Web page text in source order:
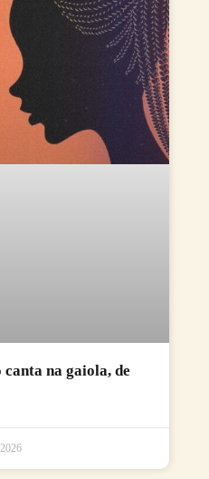
canta na gaiola, de